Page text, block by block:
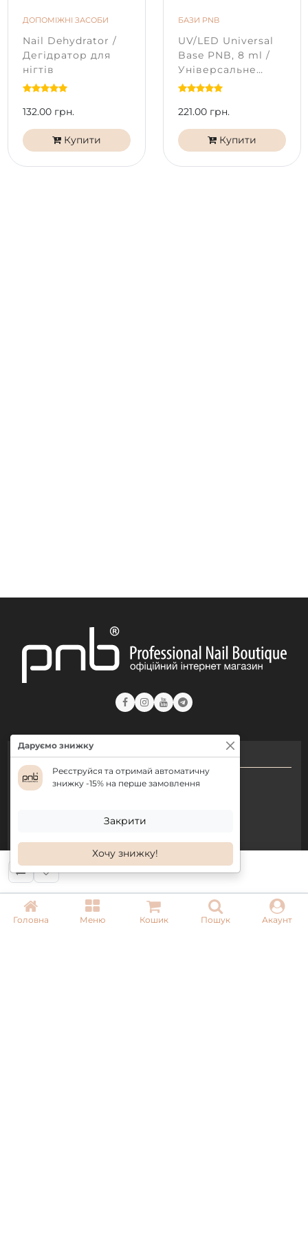
Головна Меню Кошик Пошук Акаунт
ДОПОМІЖНІ ЗАСОБИ
Nail Dehydrator /
Дегідратор для
нігтів
132.00 грн.
Купити
БАЗИ PNB
UV/LED Universal
Base PNB, 8 ml /
Універсальне
базове покриття
221.00 грн.
Купити
КОНТАКТИ
+ 38 (050) 075 35 05
+ 38 (093) 075 35 05
Режим роботи:
Пн-Пт: 09:00–18:00
Сб, Нд: вихідний
Даруємо знижку
Реєструйся та отримай автоматичну
знижку -15% на перше замовлення
Закрити
Хочу знижку!